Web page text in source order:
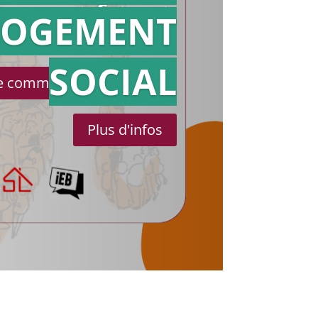
référé
communiqué de presse
SOCIAL
Plus d'infos